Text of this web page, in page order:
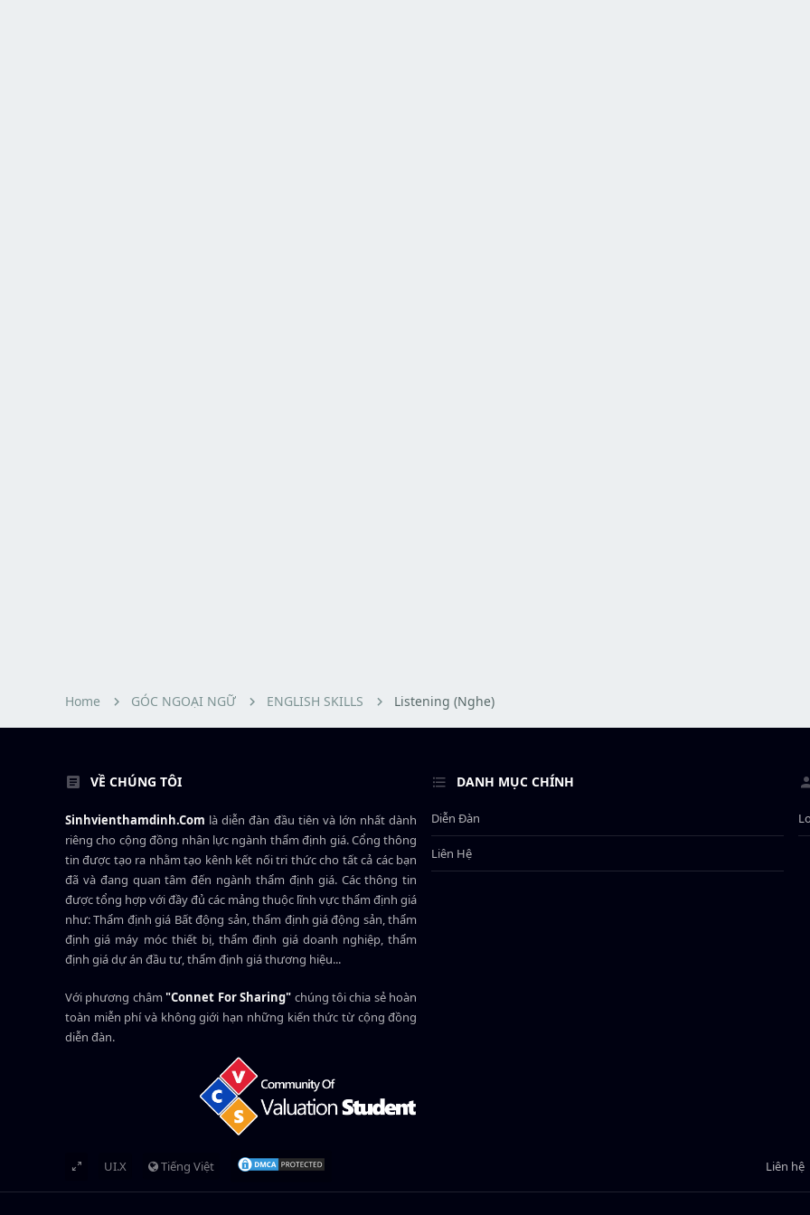
Home GÓC NGOẠI NGỮ ENGLISH SKILLS Listening (Nghe)
VỀ CHÚNG TÔI
Sinhvienthamdinh.Com là diễn đàn đầu tiên và lớn nhất dành
riêng cho cộng đồng nhân lực ngành thẩm định giá. Cổng thông
tin được tạo ra nhằm tạo kênh kết nối tri thức cho tất cả các bạn
đã và đang quan tâm đến ngành thẩm định giá. Các thông tin
được tổng hợp với đầy đủ các mảng thuộc lĩnh vực thẩm định giá
như: Thẩm định giá Bất động sản, thẩm định giá động sản, thẩm
định giá máy móc thiết bị, thẩm định giá doanh nghiệp, thẩm
định giá dự án đầu tư, thẩm định giá thương hiệu...
Với phương châm"Connet For Sharing" chúng tôi chia sẻ hoàn
toàn miễn phí và không giới hạn những kiến thức từ cộng đồng
diễn đàn.
DANH MỤC CHÍNH
Diễn Đàn
Liên Hệ
UI.X Tiếng Việt Liên hệ